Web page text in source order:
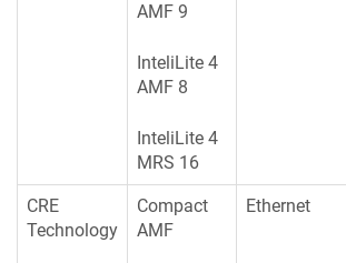
AMF 9
InteliLite 4
AMF 8
InteliLite 4
MRS 16
CRE
Technology
Compact
AMF
Ethernet